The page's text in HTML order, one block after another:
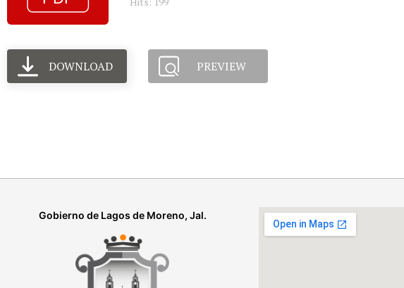
DOWNLOAD PREVIEW
Gobierno de Lagos de Moreno, Jal.